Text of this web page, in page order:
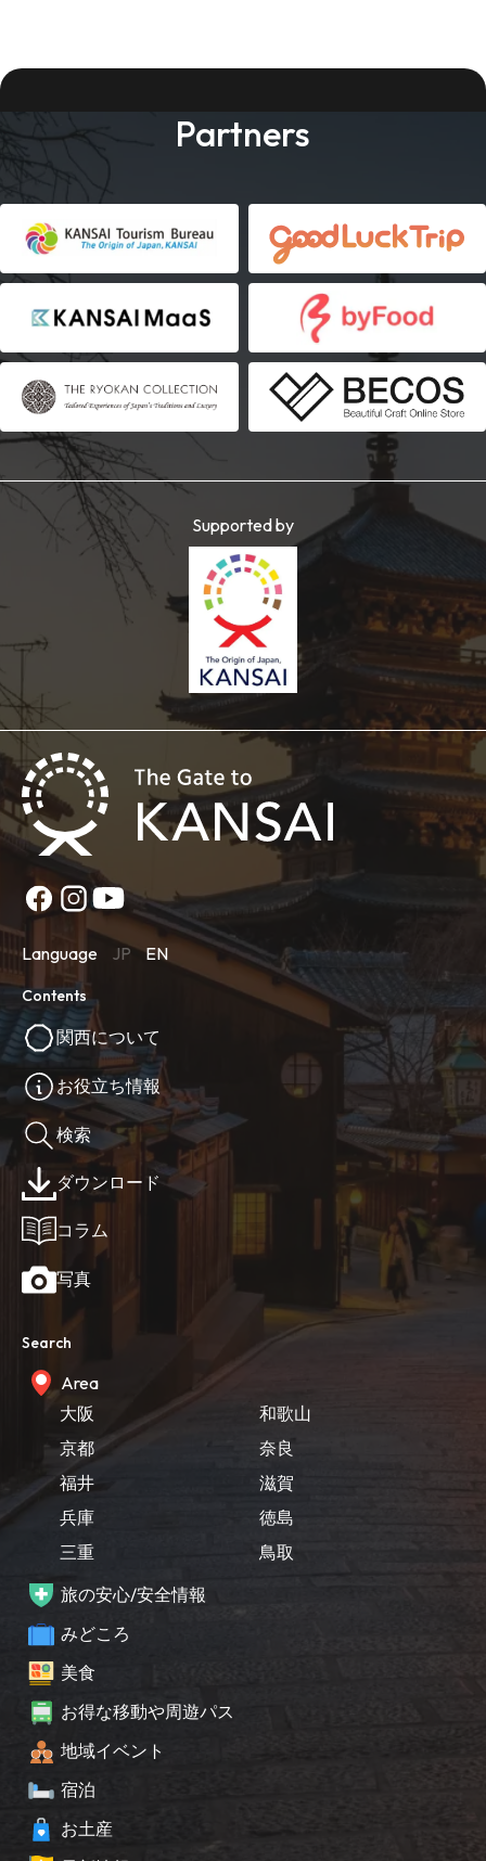
Partners
Supported by
Language JP EN
Contents
関西について
お役立ち情報
検索
ダウンロード
コラム
写真
Search
Area
大阪
京都
福井
兵庫
三重
和歌山
奈良
滋賀
徳島
鳥取
旅の安心/安全情報
みどころ
美食
お得な移動や周遊パス
地域イベント
宿泊
お土産